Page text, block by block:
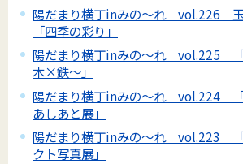
陽だまり横丁inみの～れ vol.226 玉
「四季の彩り」
陽だまり横丁inみの～れ vol.225
木×鉄～」
陽だまり横丁inみの～れ vol.224 「
あしあと展」
陽だまり横丁inみの～れ vol.223 「
クト写真展」